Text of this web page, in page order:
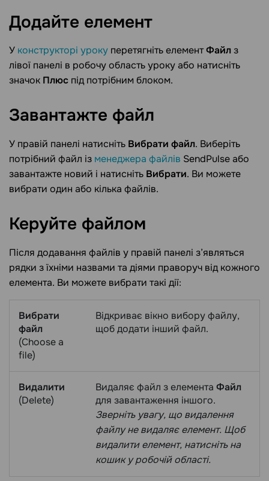
Додайте елемент
У конструкторі уроку перетягніть елементФайлз
лівої панелі в робочу область уроку або натисніть
значок Плюс під потрібним блоком.
Завантажте файл
У правій панелі натисніть Вибрати файл. Виберіть
потрібний файл із менеджера файлів SendPulse або
завантажте новий і натисніть Вибрати. Ви можете
вибрати один або кілька файлів.
Керуйте файлом
Після додавання файлів у правій панелі з’являться
рядки з їхніми назвами та діями праворуч від кожного
елемента. Ви можете вибрати такі дії:
Вибрати
файл
(Choose a
file)
Відкриває вікно вибору файлу,
щоб додати інший файл.
Видалити
(Delete)
Видаляє файл з елемента Файл
для завантаження іншого.
Зверніть увагу, що видалення
файлу не видаляє елемент. Щоб
видалити елемент, натисніть на
кошик у робочій області.